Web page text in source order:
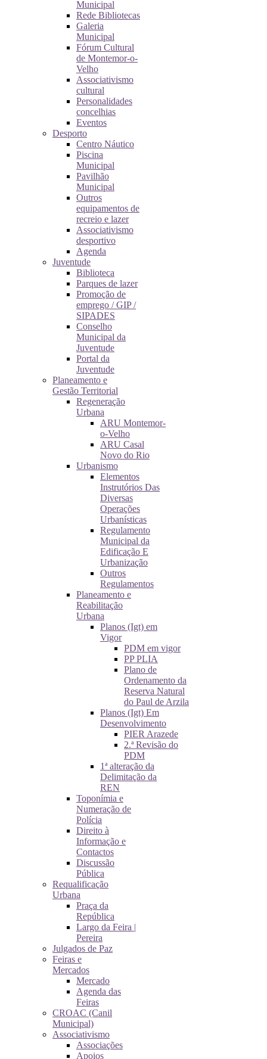
Municipal
Rede Bibliotecas
Galeria
Municipal
Fórum Cultural
de Montemor-o-
Velho
Associativismo
cultural
Personalidades
concelhias
Eventos
Desporto
Centro Náutico
Piscina
Municipal
Pavilhão
Municipal
Outros
equipamentos de
recreio e lazer
Associativismo
desportivo
Agenda
Juventude
Biblioteca
Parques de lazer
Promoção de
emprego / GIP /
SIPADES
Conselho
Municipal da
Juventude
Portal da
Juventude
Planeamento e
Gestão Territorial
Regeneração
Urbana
ARU Montemor-
o-Velho
ARU Casal
Novo do Rio
Urbanismo
Elementos
Instrutórios Das
Diversas
Operações
Urbanísticas
Regulamento
Municipal da
Edificação E
Urbanização
Outros
Regulamentos
Planeamento e
Reabilitação
Urbana
Planos (Igt) em
Vigor
PDM em vigor
PP PLIA
Plano de
Ordenamento da
Reserva Natural
do Paul de Arzila
Planos (Igt) Em
Desenvolvimento
PIER Arazede
2.ª Revisão do
PDM
1ª alteração da
Delimitação da
REN
Toponímia e
Numeração de
Polícia
Direito à
Informação e
Contactos
Discussão
Pública
Requalificação
Urbana
Praça da
República
Largo da Feira |
Pereira
Julgados de Paz
Feiras e
Mercados
Mercado
Agenda das
Feiras
CROAC (Canil
Municipal)
Associativismo
Associações
Apoios